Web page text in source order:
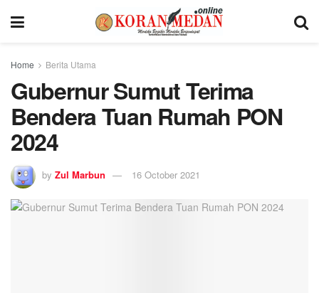
Home Berita Utama
Gubernur Sumut Terima
Bendera Tuan Rumah PON
2024
by Zul Marbun 16 October 2021